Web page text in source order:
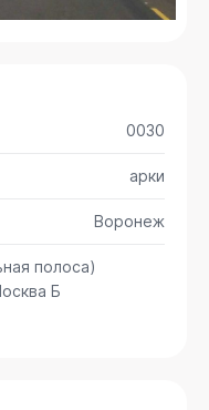
0030
арки
Воронеж
полоса)
Б